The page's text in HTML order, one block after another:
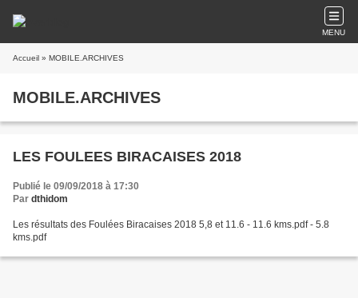
MENU
Accueil » MOBILE.ARCHIVES
MOBILE.ARCHIVES
LES FOULEES BIRACAISES 2018
Publié le 09/09/2018 à 17:30
Par dthidom
Les résultats des Foulées Biracaises 2018 5,8 et 11.6 - 11.6 kms.pdf - 5.8
kms.pdf